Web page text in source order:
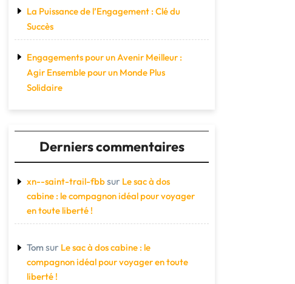
La Puissance de l’Engagement : Clé du
Succès
Engagements pour un Avenir Meilleur :
Agir Ensemble pour un Monde Plus
Solidaire
Derniers commentaires
xn--saint-trail-fbbsur Le sac à dos
cabine : le compagnon idéal pour voyager
en toute liberté !
Tom sur Le sac à dos cabine : le
compagnon idéal pour voyager en toute
liberté !